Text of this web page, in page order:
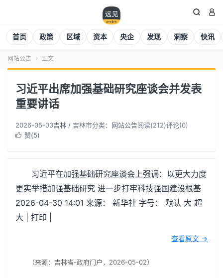
 
首页 政策 区域 资本 央企 发现 洞察 快讯
网站公告  正文
习近平出席加强基础研究座谈会并发表
重要讲话
2026-05-03吉林 / 吉林市分类： 网站公告阅读(212)评论(0)
 赞(5)
习近平在加强基础研究座谈会上强调：以更大力度
更实举措加强基础研究 进一步打牢科技强国建设根基
2026-04-30 14:01 来源： 新华社 字号： 默认 大 超
大 | 打印 |
查看原文 →
（来源：吉林省-政府门户，2026-05-02）